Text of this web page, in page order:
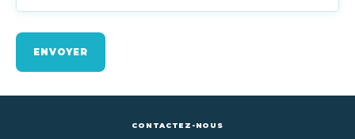
ENVOYER
CONTACTEZ-NOUS